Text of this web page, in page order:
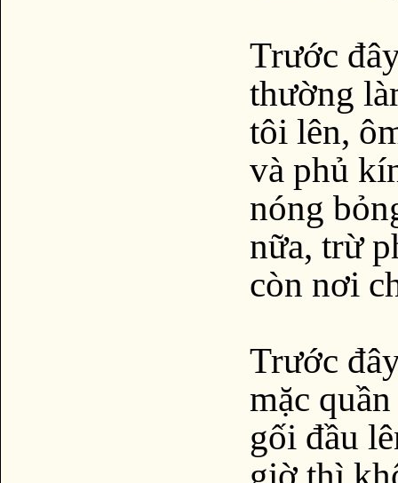
Trước
thường
tôi lên,
và phủ
nóng
nữa, trừ
còn nơi
Trước
mặc
gối đầu